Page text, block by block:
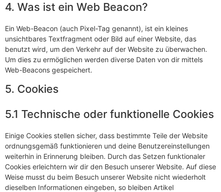
4. Was ist ein Web Beacon?
Ein Web-Beacon (auch Pixel-Tag genannt), ist ein kleines
unsichtbares Textfragment oder Bild auf einer Website, das
benutzt wird, um den Verkehr auf der Website zu überwachen.
Um dies zu ermöglichen werden diverse Daten von dir mittels
Web-Beacons gespeichert.
5. Cookies
5.1 Technische oder funktionelle Cookies
Einige Cookies stellen sicher, dass bestimmte Teile der Website
ordnungsgemäß funktionieren und deine Benutzereinstellungen
weiterhin in Erinnerung bleiben. Durch das Setzen funktionaler
Cookies erleichtern wir dir den Besuch unserer Website. Auf diese
Weise musst du beim Besuch unserer Website nicht wiederholt
dieselben Informationen eingeben, so bleiben Artikel